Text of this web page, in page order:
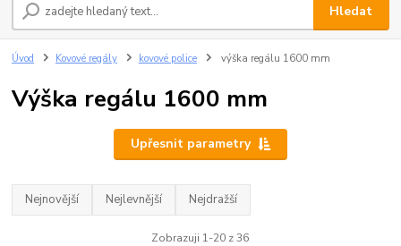
Hledat
Úvod Kovové regály kovové police výška regálu 1600 mm
Výška regálu 1600 mm
Upřesnit parametry
Nejnovější Nejlevnější Nejdražší
Zobrazuji 1-20 z 36